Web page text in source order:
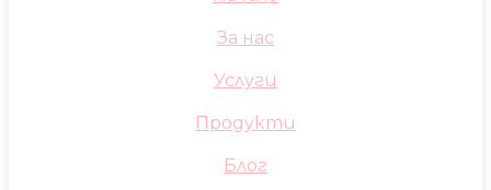
За нас
Услуги
Продукти
Блог